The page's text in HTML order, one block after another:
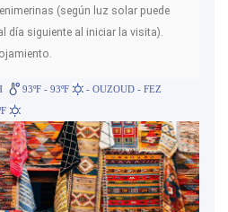
(según luz solar puede
día siguiente al iniciar la visita).
93ºF - 93ºF
- OUZOUD - FEZ